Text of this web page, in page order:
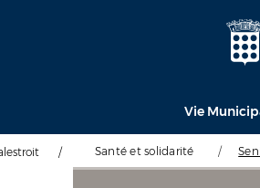
Vie
/ Santé et solidarité /